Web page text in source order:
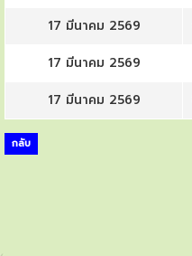
17 มีนาคม 2569
17 มีนาคม 2569
17 มีนาคม 2569
กลับ